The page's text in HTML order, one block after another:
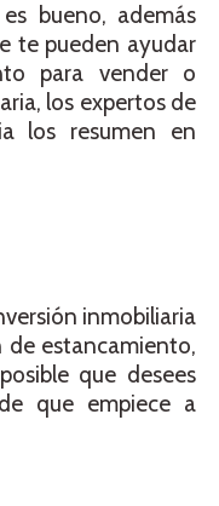
bueno, además
te pueden ayudar
para vender o
los expertos de
los resumen en
inmobiliaria
de estancamiento,
que desees
que empiece a